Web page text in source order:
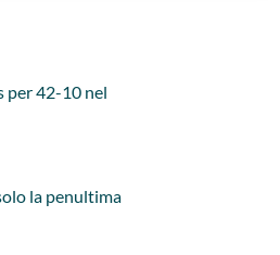
per 42-10 nel
la penultima